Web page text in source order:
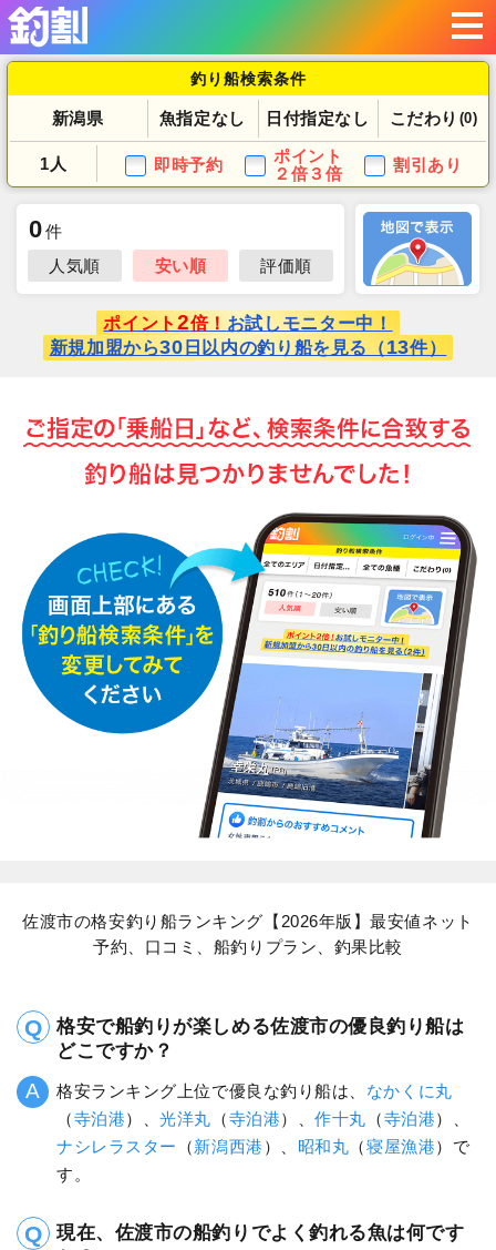
釣り船検索条件
新潟県 魚指定なし 日付指定なし こだわり (0)
1人 即時予約
ポイント
２倍３倍
割引あり
0件
人気順
安い順 評価順
ポイント 2倍！ お試しモニター中！
新規加盟から30 日以内の釣り船を見る（13件）
佐渡市の格安釣り船ランキング【2026年版】最安値ネット
予約、口コミ、船釣りプラン、釣果比較
格安で船釣りが楽しめる佐渡市の優良釣り船は
どこですか？
格安ランキング上位で優良な釣り船は、 なかくに丸
（寺泊港）、光洋丸 （寺泊港）、作十丸 （寺泊港）、
ナシレラスター
（新潟西港 ）、 昭和丸 （寝屋漁港）で
す。
現在、佐渡市の船釣りでよく釣れる魚は何です